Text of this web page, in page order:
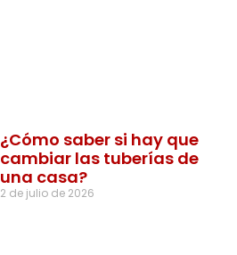
¿Cómo saber si hay que
cambiar las tuberías de
una casa?
2 de julio de 2026